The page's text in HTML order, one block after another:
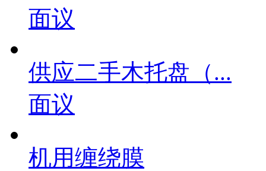
面议
供应二手木托盘（...
面议
机用缠绕膜